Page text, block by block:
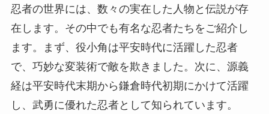
忍者の世界には、数々の実在した人物と伝説が存
在します。その中でも有名な忍者たちをご紹介し
ます。まず、役小角は平安時代に活躍した忍者
で、巧妙な変装術で敵を欺きました。次に、源義
経は平安時代末期から鎌倉時代初期にかけて活躍
し、武勇に優れた忍者として知られています。